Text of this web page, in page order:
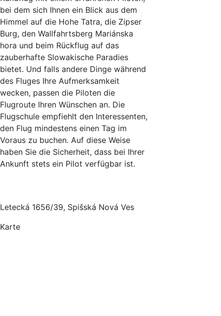
bei dem sich Ihnen ein Blick aus dem
Himmel auf die Hohe Tatra, die Zipser
Burg, den Wallfahrtsberg Mariánska
hora und beim Rückflug auf das
zauberhafte Slowakische Paradies
bietet. Und falls andere Dinge während
des Fluges Ihre Aufmerksamkeit
wecken, passen die Piloten die
Flugroute Ihren Wünschen an. Die
Flugschule empfiehlt den Interessenten,
den Flug mindestens einen Tag im
Voraus zu buchen. Auf diese Weise
haben Sie die Sicherheit, dass bei Ihrer
Ankunft stets ein Pilot verfügbar ist.
Letecká 1656/39, Spišská Nová Ves
Karte